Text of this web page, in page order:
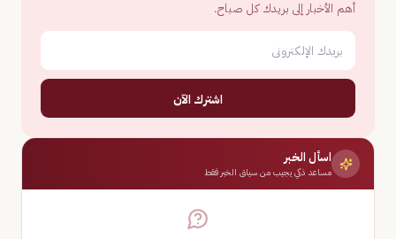
أهم الأخبار إلى بريدك كل صباح.
اشترك الآن
اسأل الخبر
مساعد ذكي يجيب من سياق الخبر فقط